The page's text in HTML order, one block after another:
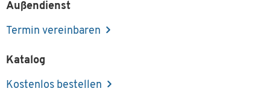
Außendienst
Termin vereinbaren
Katalog
Kostenlos bestellen